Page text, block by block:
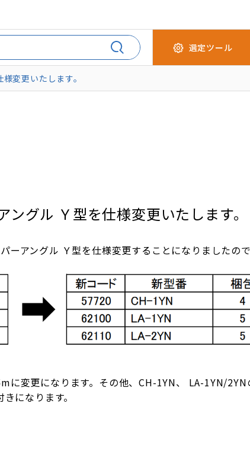
選定ツール
変更いたします。
グル Ｙ型を仕様変更いたします。
ーアングル Ｙ型を仕様変更することになりましたので
に変更になります。その他、CH-1YN、 LA-1YN/2YN
になります。